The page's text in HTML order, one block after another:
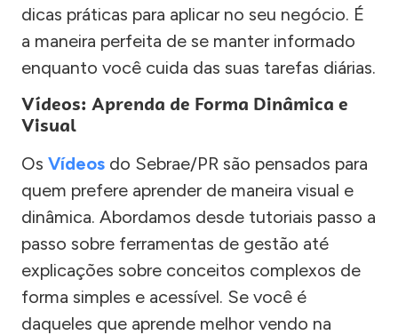
dicas práticas para aplicar no seu negócio. É
a maneira perfeita de se manter informado
enquanto você cuida das suas tarefas diárias.
Vídeos: Aprenda de Forma Dinâmica e
Visual
Os Vídeos do Sebrae/PR são pensados para
quem prefere aprender de maneira visual e
dinâmica. Abordamos desde tutoriais passo a
passo sobre ferramentas de gestão até
explicações sobre conceitos complexos de
forma simples e acessível. Se você é
daqueles que aprende melhor vendo na